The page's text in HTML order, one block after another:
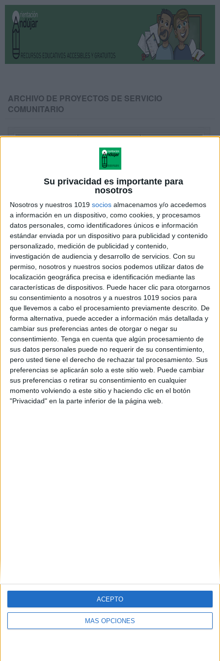
Su privacidad es importante para
nosotros
Nosotros y nuestros 1019 socios almacenamos y/o accedemos
a información en un dispositivo, como cookies, y procesamos
datos personales, como identificadores únicos e información
estándar enviada por un dispositivo para publicidad y contenido
personalizado, medición de publicidad y contenido,
investigación de audiencia y desarrollo de servicios. Con su
permiso, nosotros y nuestros socios podemos utilizar datos de
localización geográfica precisa e identificación mediante las
características de dispositivos. Puede hacer clic para otorgarnos
su consentimiento a nosotros y a nuestros 1019 socios para
que llevemos a cabo el procesamiento previamente descrito. De
forma alternativa, puede acceder a información más detallada y
cambiar sus preferencias antes de otorgar o negar su
consentimiento. Tenga en cuenta que algún procesamiento de
sus datos personales puede no requerir de su consentimiento,
pero usted tiene el derecho de rechazar tal procesamiento. Sus
preferencias se aplicarán solo a este sitio web. Puede cambiar
sus preferencias o retirar su consentimiento en cualquier
momento volviendo a este sitio y haciendo clic en el botón
"Privacidad" en la parte inferior de la página web.
MÁS OPCIONES
ACEPTO
ARCHIVO DE PROYECTOS DE SERVICIO
COMUNITARIO
EVALUAR A LOS ALUMNOS con
ESTRATEGIAS MUY ORIGINALES
Publicado el 6 octubre, 2023
La evaluación es una parte esencial de la educación.
Ayuda a los maestros a comprender el progreso de sus
estudiantes y a los estudiantes a medir su propio
aprendizaje. Pero, […]
SEGUIR LEYENDO
Suscribir